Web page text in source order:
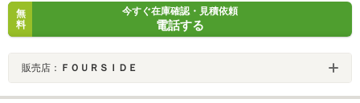
無
料
今すぐ在庫確認・見積依頼
電話する
販売店： ＦＯＵＲＳＩＤＥ